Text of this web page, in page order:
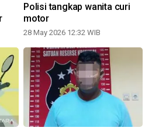
Polisi tangkap wanita curi
motor
28 May 2026 12:32 WIB